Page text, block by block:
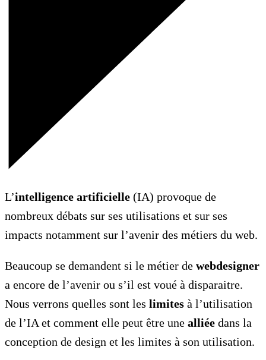
L’intelligence artificielle (IA) provoque de
nombreux débats sur ses utilisations et sur ses
impacts notamment sur l’avenir des métiers du web.
Beaucoup se demandent si le métier de webdesigner
a encore de l’avenir ou s’il est voué à disparaitre.
Nous verrons quelles sont les limites à l’utilisation
de l’IA et comment elle peut être une alliée dans la
conception de design et les limites à son utilisation.